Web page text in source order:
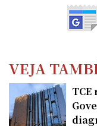
VEJA